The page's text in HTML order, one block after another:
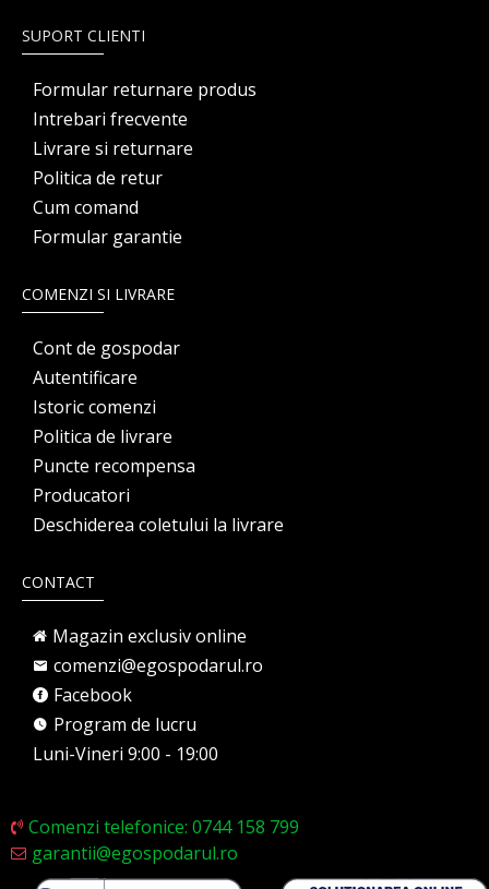
SUPORT CLIENTI
Formular returnare produs
Intrebari frecvente
Livrare si returnare
Politica de retur
Cum comand
Formular garantie
COMENZI SI LIVRARE
Cont de gospodar
Autentificare
Istoric comenzi
Politica de livrare
Puncte recompensa
Producatori
Deschiderea coletului la livrare
CONTACT
Magazin exclusiv online
comenzi@egospodarul.ro
Facebook
Program de lucru
Luni-Vineri 9:00 - 19:00
Comenzi telefonice: 0744 158 799
garantii@egospodarul.ro